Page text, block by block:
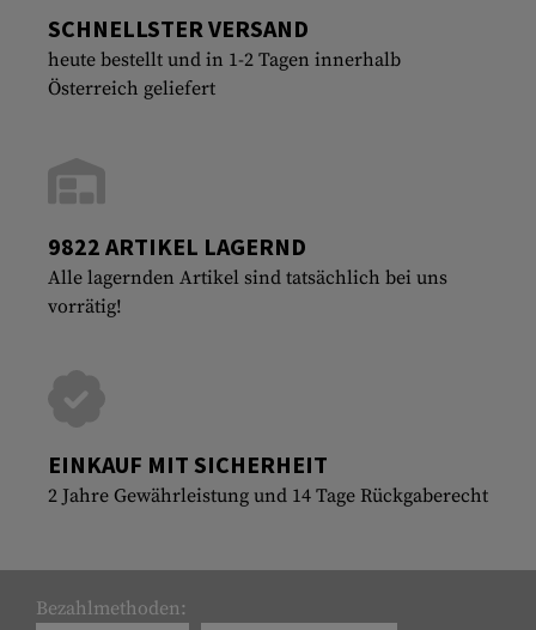
SCHNELLSTER VERSAND
heute bestellt und in 1-2 Tagen innerhalb
Österreich geliefert
9822 ARTIKEL LAGERND
Alle lagernden Artikel sind tatsächlich bei uns
vorrätig!
EINKAUF MIT SICHERHEIT
2 Jahre Gewährleistung und 14 Tage Rückgaberecht
Bezahlmethoden: